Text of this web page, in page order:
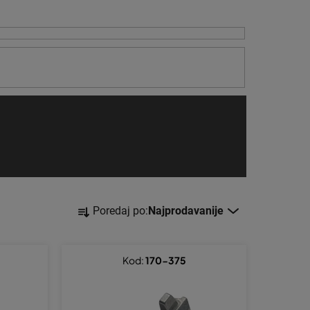
S
o Poredaj po:Najprodavanije
Kod:170-375